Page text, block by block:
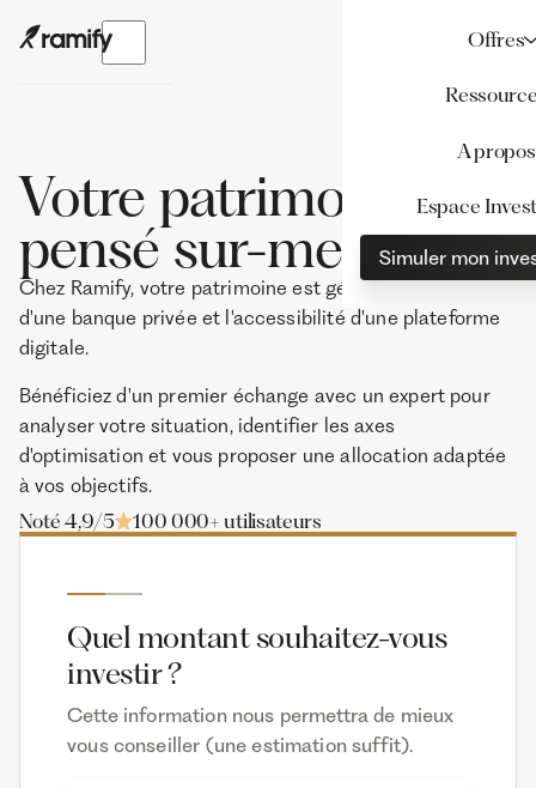
Offres
A propos
Espace
Simuler mon
Votre patrimoine,
pensé sur-mesure
Chez Ramify, votre patrimoine est géré avec la rigueur
d'une banque privée et l'accessibilité d'une plateforme
digitale.
Bénéficiez d'un premier échange avec un expert pour
analyser votre situation, identifier les axes
d'optimisation et vous proposer une allocation adaptée
à vos objectifs.
Noté 4,9/5
100 000+ utilisateurs
Quel montant souhaitez-vous
investir ?
Cette information nous permettra de mieux
vous conseiller (une estimation suffit).